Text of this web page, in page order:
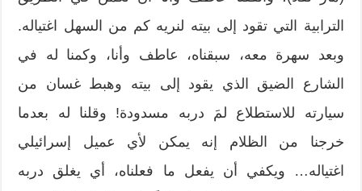
الترابية التي تقود إلى بيته لنريه كم من السهل اغتياله.
وبعد سهرة معه، سبقناه، عاطف وأنا، وكمنا له في
الشارع الضيق الذي يقود إلى بيته وهبط غسان من
سيارته للاستطلاع لمَ دربه مسدودة! وقلنا له بعدما
خرجنا من الظلام إنه يمكن لأي عميل إسرائيلي
اغتياله… ويكفي أن يفعل ما فعلناه، أي يغلق دربه